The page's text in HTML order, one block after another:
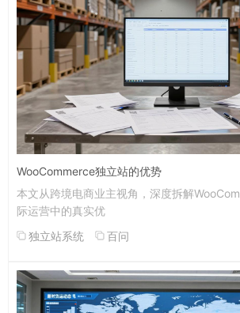
WooCommerce独立站的优势
本文从跨境电商业主视角，深度拆解
际运营中的真实优
独立站系统
百问